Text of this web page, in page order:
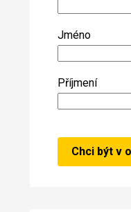
Jméno
Příjmení